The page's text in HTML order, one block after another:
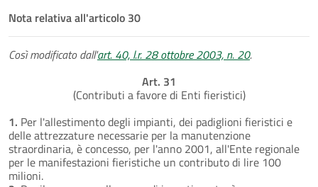
Nota relativa all'articolo 30
Così modificato dall'art. 40, l.r. 28 ottobre 2003, n. 20.
Art. 31
(Contributi a favore di Enti fieristici)
1. Per l'allestimento degli impianti, dei padiglioni fieristici e
delle attrezzature necessarie per la manutenzione
straordinaria, è concesso, per l'anno 2001, all'Ente regionale
per le manifestazioni fieristiche un contributo di lire 100
milioni.